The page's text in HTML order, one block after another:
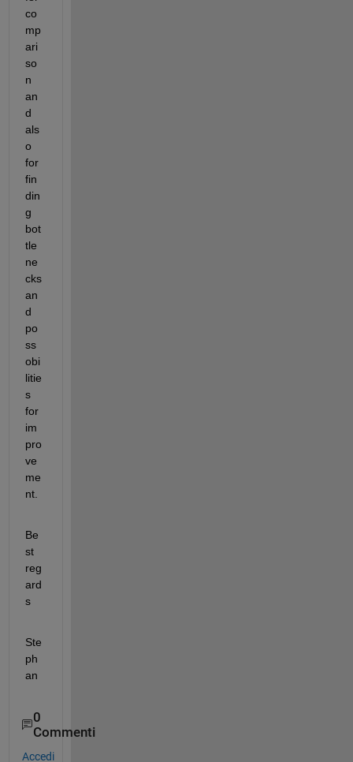
co
mp
ari
so
n
an
d
als
o
for
fin
din
g
bot
tle
ne
cks
an
d
po
ss
obi
litie
s
for
im
pro
ve
me
nt.
Be
st
reg
ard
s
Ste
ph
an
0
Commenti
Accedi